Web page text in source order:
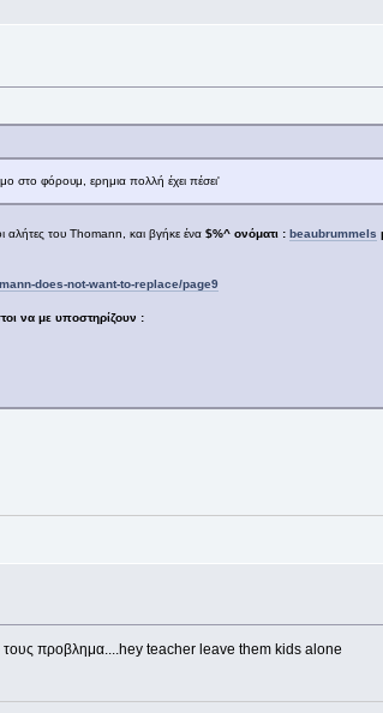
στο φόρουμ, ερημια πολλή έχει πέσει'
του Thomann, και βγήκε ένα$%^ ονόματι : beaubrummels
does-not-want-to-replace/page9
να με υποστηρίζουν :
τους προβλημα....hey teacher leave them kids alone